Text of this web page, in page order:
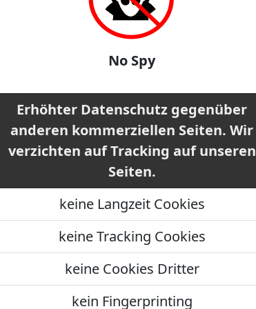
No Spy
Erhöhter Datenschutz gegenüber
anderen kommerziellen Seiten. Wir
verzichten auf Tracking auf unseren
Seiten.
keine Langzeit Cookies
keine Tracking Cookies
keine Cookies Dritter
kein Fingerprinting